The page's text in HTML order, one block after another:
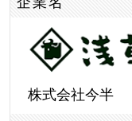
株式会社今半